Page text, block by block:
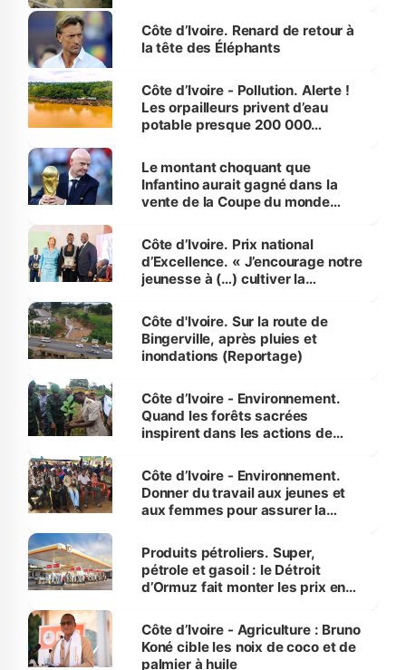
Côte d’Ivoire. Renard de retour à
la tête des Éléphants
Côte d’Ivoire - Pollution. Alerte !
Les orpailleurs privent d’eau
potable presque 200 000
Le montant choquant que
Infantino aurait gagné dans la
vente de la Coupe du monde
Côte d’Ivoire. Prix national
d’Excellence. « J’encourage notre
jeunesse à (…) cultiver la
(Alassane Ouattara
Côte d'Ivoire. Sur la route de
Bingerville, après pluies et
inondations (Reportage)
Côte d’Ivoire - Environnement.
Quand les forêts sacrées
inspirent dans les actions de
Côte d’Ivoire - Environnement.
Donner du travail aux jeunes et
aux femmes pour assurer la
menacées
Produits pétroliers. Super,
pétrole et gasoil : le Détroit
d’Ormuz fait monter les prix en
Côte d’Ivoire - Agriculture : Bruno
Koné cible les noix de coco et de
palmier à huile